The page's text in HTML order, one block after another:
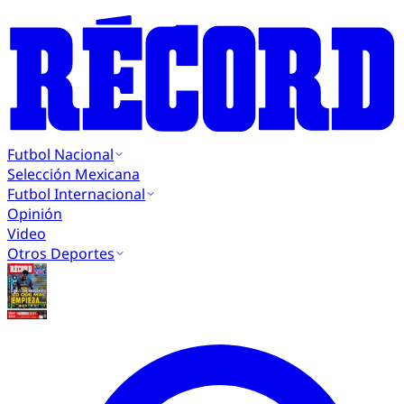
Futbol Nacional
Selección Mexicana
Futbol Internacional
Opinión
Video
Otros Deportes